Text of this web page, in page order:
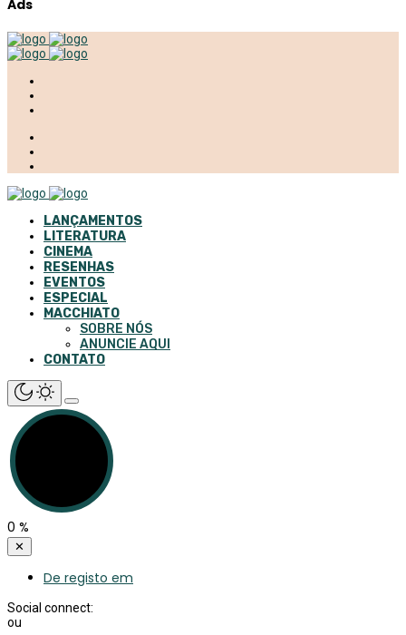
Ads
LANÇAMENTOS
LITERATURA
CINEMA
RESENHAS
EVENTOS
ESPECIAL
MACCHIATO
SOBRE NÓS
ANUNCIE AQUI
CONTATO
0 %
✕
De registo em
Social connect:
ou